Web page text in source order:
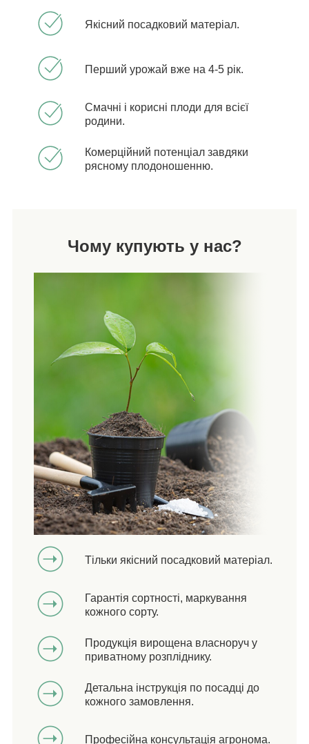
Якісний посадковий матеріал.
Перший урожай вже на 4-5 рік.
Смачні і корисні плоди для всієї
родини.
Комерційний потенціал завдяки
рясному плодоношенню.
Чому купують у нас?
Тільки якісний посадковий матеріал.
Гарантія сортності, маркування
кожного сорту.
Продукція вирощена власноруч у
приватному розпліднику.
Детальна інструкція по посадці до
кожного замовлення.
Професійна консультація агронома.